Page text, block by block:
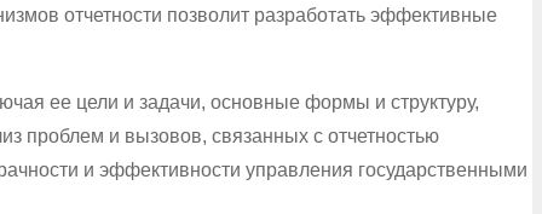
отчетности позволит разработать эффективные
ее цели и задачи, основные формы и структуру,
проблем и вызовов, связанных с отчетностью
и эффективности управления государственными